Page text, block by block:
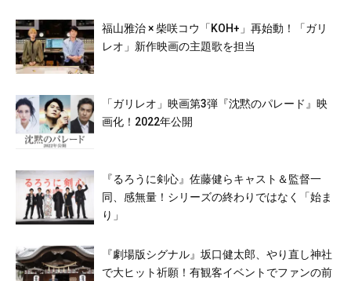
福山雅治 × 柴咲コウ「KOH+」再始動！「ガリ
レオ」新作映画の主題歌を担当
「ガリレオ」映画第3弾『沈黙のパレード』映
画化！2022年公開
『るろうに剣心』佐藤健らキャスト＆監督一
同、感無量！シリーズの終わりではなく「始ま
り」
『劇場版シグナル』坂口健太郎、やり直し神社
で大ヒット祈願！有観客イベントでファンの前